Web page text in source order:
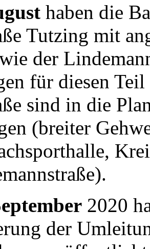
haben die
Tutzing mit
der
für diesen
sind in die
(breiter
2020
der